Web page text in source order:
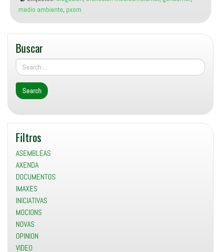
de
Avaliación
Ambiental
Estratéxica
Ordinaria
do
PXOM
de
Gondomar
medio ambiente, pxom
Buscar
Filtros
ASEMBLEAS
AXENDA
DOCUMENTOS
IMAXES
INICIATIVAS
MOCIONS
NOVAS
OPINION
VIDEO